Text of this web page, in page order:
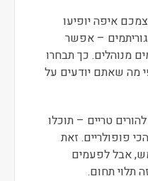
איפה יופיעו
– אפשר
מנוהלים. כך תבחרו
מה שאתם יודעים על
טריים – תוכלו
פופולריים. זאת
אבל לפעמים
תלוי תחום.